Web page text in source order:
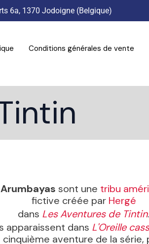
6a, 1370 Jodoigne (Belgique)
Conditions générales de vente
Arumbayas sont une tribu
fictive créée par Hergé
dans Les Aventures de Tintin.
apparaissent dans L'Oreille
cinquième aventure de la série,